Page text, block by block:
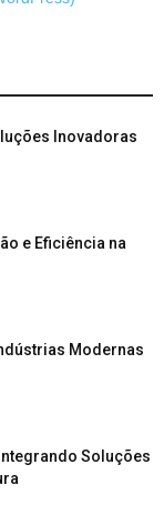
Inovadoras
e Eficiência na
Modernas
Soluções